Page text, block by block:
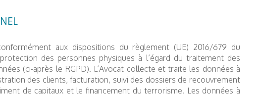
aux dispositions du règlement (UE) 2016/679 du
des personnes physiques à l’égard du traitement des
(ci-après le RGPD). L’Avocat collecte et traite les données à
des clients, facturation, suivi des dossiers de recouvrement
de capitaux et le financement du terrorisme. Les données à